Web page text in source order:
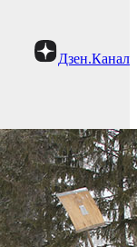
Дзен.Канал